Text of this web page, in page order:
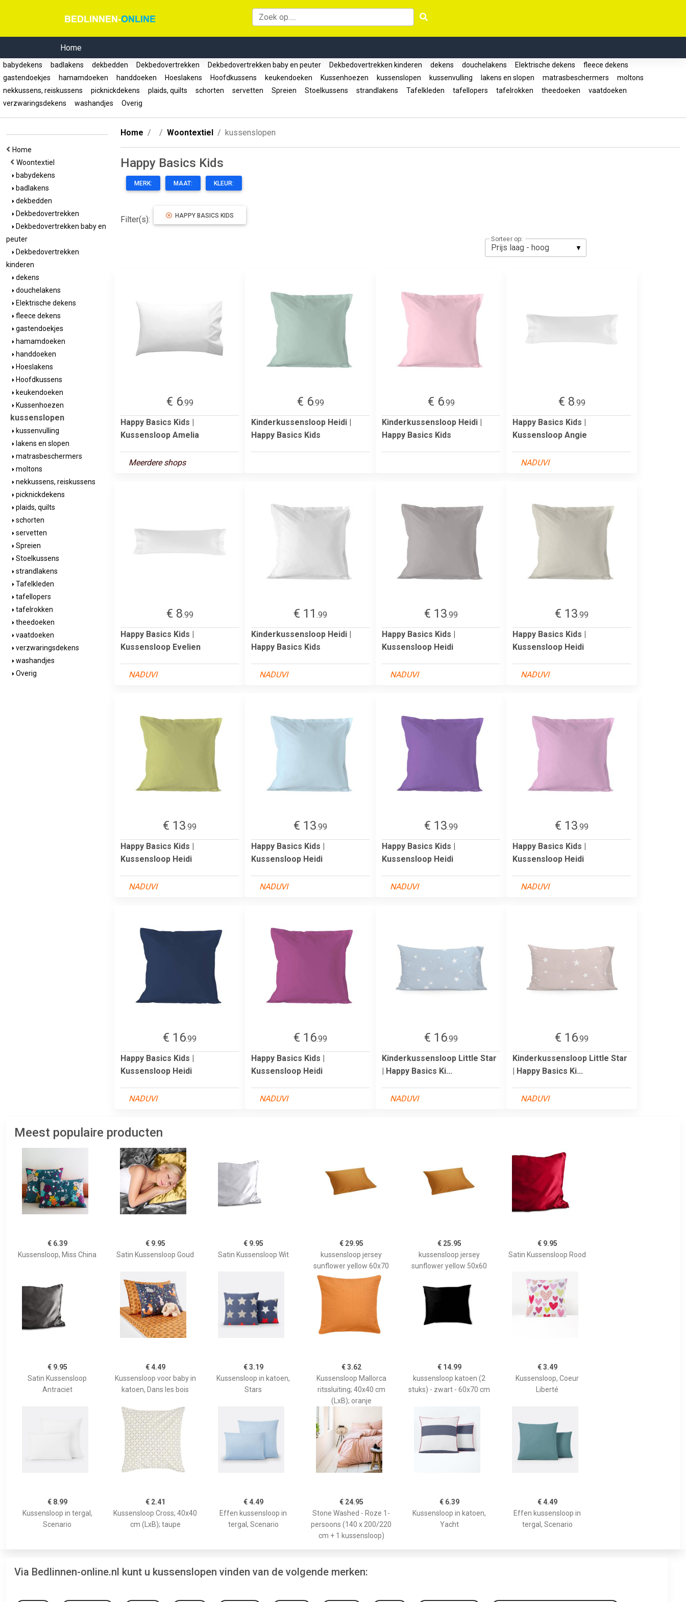
Home
babydekens badlakens dekbedden Dekbedovertrekken Dekbedovertrekken baby en peuter Dekbedovertrekken kinderen dekens douchelakens Elektrische dekens
fleece dekens
gastendoekjes
hamamdoeken handdoeken Hoeslakens Hoofdkussens keukendoeken Kussenhoezen kussenslopen kussenvulling lakens en slopen matrasbeschermers
moltons
nekkussens, reiskussens
picknickdekens plaids, quilts schorten servetten Spreien Stoelkussens strandlakens Tafelkleden tafellopers tafelrokken theedoeken
vaatdoeken
verzwaringsdekens
washandjes Overig
Home
Woontextiel
babydekens
badlakens
dekbedden
Dekbedovertrekken
Dekbedovertrekken baby en
peuter
Dekbedovertrekken
kinderen
dekens
douchelakens
Elektrische dekens
fleece dekens
gastendoekjes
hamamdoeken
handdoeken
Hoeslakens
Hoofdkussens
keukendoeken
Kussenhoezen
kussenslopen
kussenvulling
lakens en slopen
matrasbeschermers
moltons
nekkussens, reiskussens
picknickdekens
plaids, quilts
schorten
servetten
Spreien
Stoelkussens
strandlakens
Tafelkleden
tafellopers
tafelrokken
theedoeken
vaatdoeken
verzwaringsdekens
washandjes
Overig
Home Woontextiel kussenslopen
Happy Basics Kids
MERK: MAAT: KLEUR:
Filter(s): HAPPY BASICS KIDS
Sorteer op:
€ 6.99
Happy Basics Kids |
Kussensloop Amelia
Meerdere shops
€ 6.99
Kinderkussensloop Heidi |
Happy Basics Kids
€ 6.99
Kinderkussensloop Heidi |
Happy Basics Kids
€ 8.99
Happy Basics Kids |
Kussensloop Angie
NADUVI
€ 8.99
Happy Basics Kids |
Kussensloop Evelien
NADUVI
€ 11 .99
Kinderkussensloop Heidi |
Happy Basics Kids
NADUVI
€ 13.99
Happy Basics Kids |
Kussensloop Heidi
NADUVI
€ 13.99
Happy Basics Kids |
Kussensloop Heidi
NADUVI
€ 13.99
Happy Basics Kids |
Kussensloop Heidi
NADUVI
€ 13.99
Happy Basics Kids |
Kussensloop Heidi
NADUVI
€ 13.99
Happy Basics Kids |
Kussensloop Heidi
NADUVI
€ 13.99
Happy Basics Kids |
Kussensloop Heidi
NADUVI
€ 16.99
Happy Basics Kids |
Kussensloop Heidi
NADUVI
€ 16.99
Happy Basics Kids |
Kussensloop Heidi
NADUVI
€ 16.99
Kinderkussensloop Little Star
| Happy Basics Ki...
NADUVI
€ 16.99
Kinderkussensloop Little Star
| Happy Basics Ki...
NADUVI
Meest populaire producten
€ 6.39
Kussensloop, Miss China
€ 9.95
Satin Kussensloop Goud
€ 9.95
Satin Kussensloop Wit
€ 29.95
kussensloop jersey
sunflower yellow 60x70
€ 25.95
kussensloop jersey
sunflower yellow 50x60
€ 9.95
Satin Kussensloop Rood
€ 9.95
Satin Kussensloop
Antraciet
€ 4.49
Kussensloop voor baby in
katoen, Dans les bois
€ 3.19
Kussensloop in katoen,
Stars
€ 3.62
Kussensloop Mallorca
ritssluiting; 40x40 cm
(LxB); oranje
€ 14.99
kussensloop katoen (2
stuks) - zwart - 60x70 cm
€ 3.49
Kussensloop, Coeur
Liberté
€ 8.99
Kussensloop in tergal,
Scenario
€ 2.41
Kussensloop Cross; 40x40
cm (LxB); taupe
€ 4.49
Effen kussensloop in
tergal, Scenario
€ 24.95
Stone Washed - Roze 1-
persoons (140 x 200/220
cm + 1 kussensloop)
€ 6.39
Kussensloop in katoen,
Yacht
€ 4.49
Effen kussensloop in
tergal, Scenario
Via Bedlinnen-online.nl kunt u kussenslopen vinden van de volgende merken: